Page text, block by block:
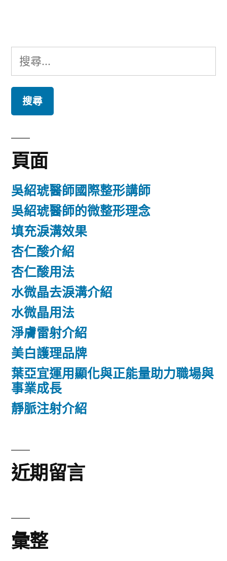
搜
尋
鍵
字:
頁面
吳紹琥醫師國際整形講師
吳紹琥醫師的微整形理念
填充淚溝效果
杏仁酸介紹
杏仁酸用法
水微晶去淚溝介紹
水微晶用法
淨膚雷射介紹
美白護理品牌
葉亞宜運用顯化與正能量助力職場與
事業成長
靜脈注射介紹
近期留言
彙整